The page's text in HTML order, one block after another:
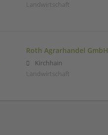
Landwirtschaft
Roth Agrarhandel GmbH
Kirchhain
Landwirtschaft